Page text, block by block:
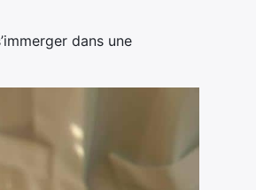
dans une